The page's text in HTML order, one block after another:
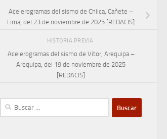
Acelerogramas del sismo de Chilca, Cañete –
Lima, del 23 de noviembre de 2025 [REDACIS]
HISTORIA PREVIA
Acelerogramas del sismo de Vitor, Arequipa –
Arequipa, del 19 de noviembre de 2025
[REDACIS]
Buscar: